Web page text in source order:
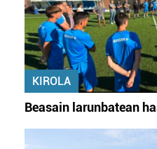
KIROLA
Beasain larunbatean